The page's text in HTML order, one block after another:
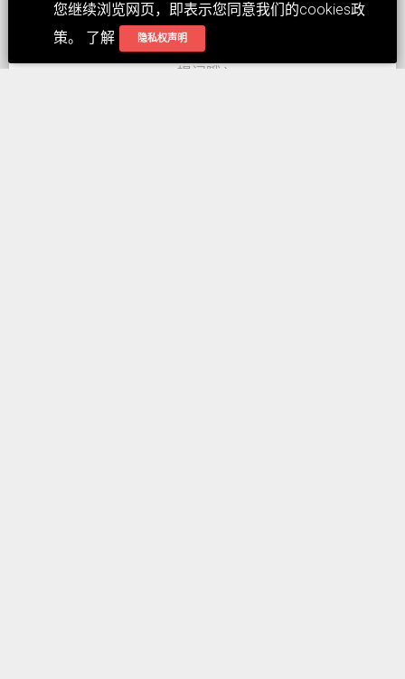
Devin Yang
文章内容无法一一说明，如果您有什么不了解处，欢印
提问哦:)
您继续浏览网页，即表示您同意我们的cookies政
策。 了解
隐私权声明